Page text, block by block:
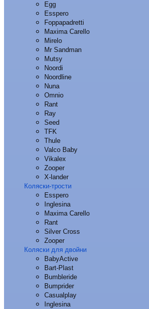
Egg
Esspero
Foppapadretti
Maxima Carello
Mirelo
Mr Sandman
Mutsy
Noordi
Noordline
Nuna
Omnio
Rant
Ray
Seed
TFK
Thule
Valco Baby
Vikalex
Zooper
X-lander
Коляски-трости
Esspero
Inglesina
Maxima Carello
Rant
Silver Cross
Zooper
Коляски для двойни
BabyActive
Bart-Plast
Bumbleride
Bumprider
Casualplay
Inglesina